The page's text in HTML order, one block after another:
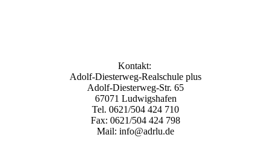
Kontakt:
Adolf-Diesterweg-Realschule plus
Adolf-Diesterweg-Str. 65
67071 Ludwigshafen
Tel. 0621/504 424 710
Fax: 0621/504 424 798
Mail: info@adrlu.de